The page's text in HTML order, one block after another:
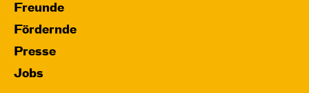
Freunde
Fördernde
Presse
Jobs